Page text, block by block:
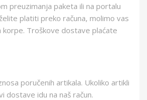
preuzimanja paketa ili na portalu
platiti preko računa, molimo vas
Troškove dostave plaćate
poručenih artikala. Ukoliko artikli
dostave idu na naš račun.